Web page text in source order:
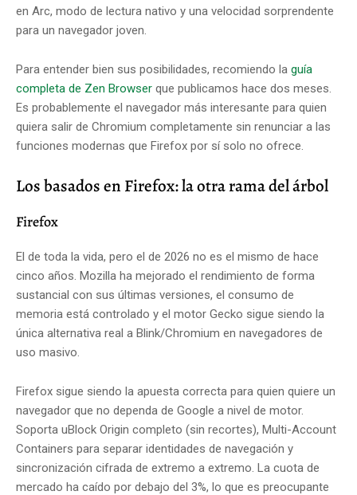
en Arc, modo de lectura nativo y una velocidad sorprendente
para un navegador joven.
Para entender bien sus posibilidades, recomiendo la guía
completa de Zen Browser que publicamos hace dos meses.
Es probablemente el navegador más interesante para quien
quiera salir de Chromium completamente sin renunciar a las
funciones modernas que Firefox por sí solo no ofrece.
Los basados en Firefox: la otra rama del árbol
Firefox
El de toda la vida, pero el de 2026 no es el mismo de hace
cinco años. Mozilla ha mejorado el rendimiento de forma
sustancial con sus últimas versiones, el consumo de
memoria está controlado y el motor Gecko sigue siendo la
única alternativa real a Blink/Chromium en navegadores de
uso masivo.
Firefox sigue siendo la apuesta correcta para quien quiere un
navegador que no dependa de Google a nivel de motor.
Soporta uBlock Origin completo (sin recortes), Multi-Account
Containers para separar identidades de navegación y
sincronización cifrada de extremo a extremo. La cuota de
mercado ha caído por debajo del 3%, lo que es preocupante